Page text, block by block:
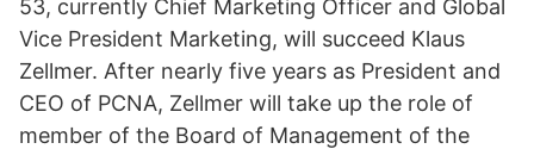
53, currently Chief Marketing Officer and Global
Vice President Marketing, will succeed Klaus
Zellmer. After nearly five years as President and
CEO of PCNA, Zellmer will take up the role of
member of the Board of Management of the